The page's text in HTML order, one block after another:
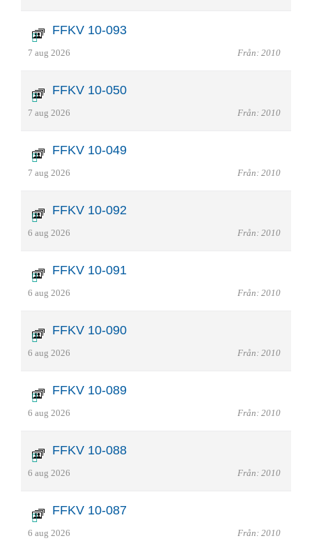
FFKV 10-093
7 aug 2026 Från: 2010
FFKV 10-050
7 aug 2026 Från: 2010
FFKV 10-049
7 aug 2026 Från: 2010
FFKV 10-092
6 aug 2026 Från: 2010
FFKV 10-091
6 aug 2026 Från: 2010
FFKV 10-090
6 aug 2026 Från: 2010
FFKV 10-089
6 aug 2026 Från: 2010
FFKV 10-088
6 aug 2026 Från: 2010
FFKV 10-087
6 aug 2026 Från: 2010